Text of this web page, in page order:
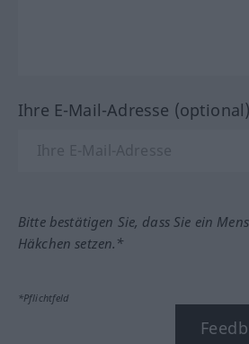
Ihre E-Mail-Adresse (optional)
Bitte bestätigen Sie, dass Sie ein
Häkchen setzen.*
*Pflichtfeld